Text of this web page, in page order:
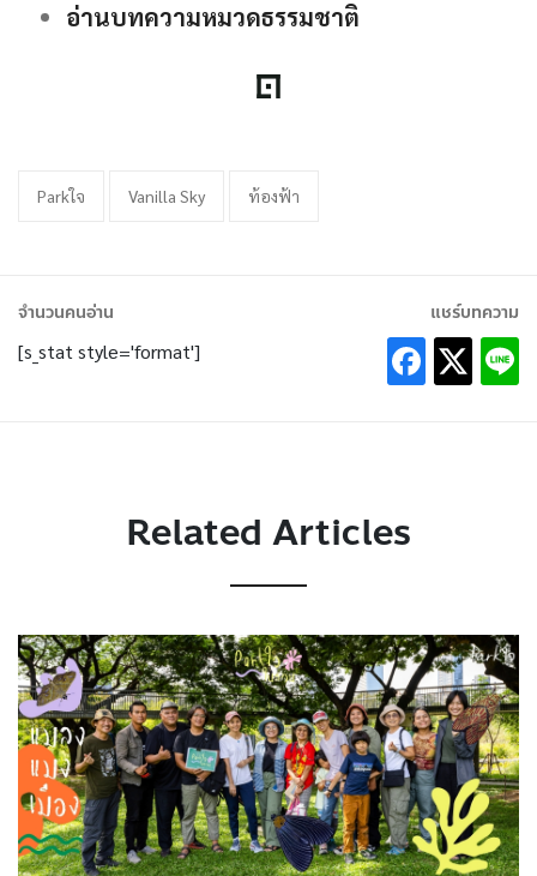
อ่านบทความหมวดธรรมชาติ
Parkใจ Vanilla Sky ท้องฟ้า
จำนวนคนอ่าน
[s_stat style='format']
แชร์บทความ
Related Articles